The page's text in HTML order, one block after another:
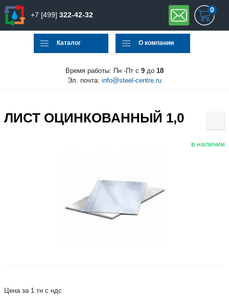
+7 [499] 322-42-32
0
Каталог О компании
Время работы: Пн -Пт с 9 до 18
Эл. почта: info@steel-centre.ru
ЛИСТ ОЦИНКОВАННЫЙ 1,0
в наличии
Цена за 1 тн с ндс